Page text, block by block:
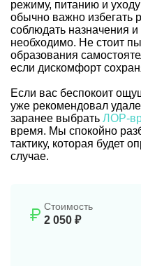
режиму, питанию и
обычно важно
соблюдать назначения и
необходимо. Не стоит
образования
если дискомфорт
Если вас беспокоит
уже рекомендовал
заранее выбрать ЛОР-
время. Мы спокойно
тактику, которая будет
случае.
Стоимость
2 050 ₽